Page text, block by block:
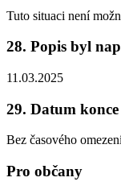
Tuto situaci není
28. Popis byl
11.03.2025
29. Datum
Bez časového
Pro občany